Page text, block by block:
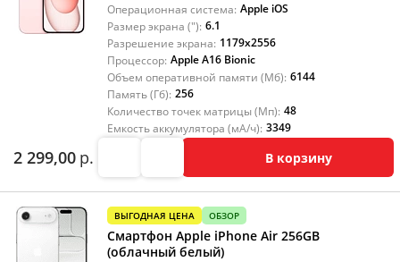
Операционная система: Apple iOS
Размер экрана ("): 6.1
Разрешение экрана: 1179x2556
Процессор: Apple A16 Bionic
Объем оперативной памяти (Мб): 6144
Память (Гб): 256
Количество точек матрицы (Мп): 48
Емкость аккумулятора (мА/ч): 3349
2 299,00 р. В корзину
ВЫГОДНАЯ ЦЕНА ОБЗОР
Смартфон Apple iPhone Air 256GB
(облачный белый)